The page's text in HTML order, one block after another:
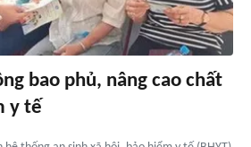
bao phủ, nâng cao chất
y tế